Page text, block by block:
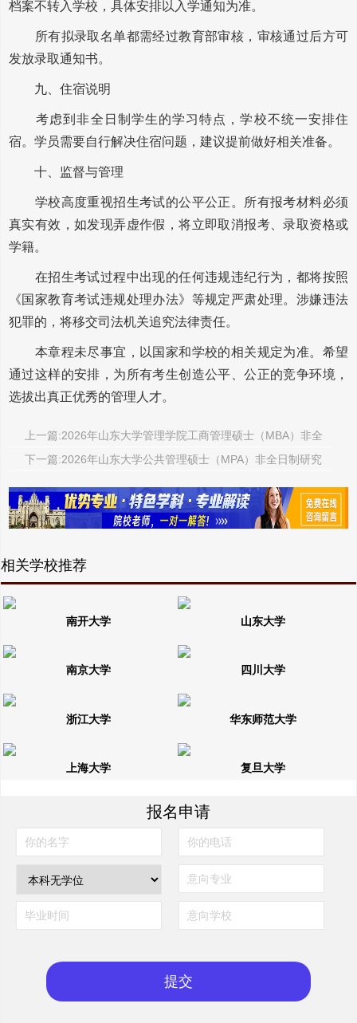
档案不转入学校，具体安排以入学通知为准。
所有拟录取名单都需经过教育部审核，审核通过后方可
发放录取通知书。
九、住宿说明
考虑到非全日制学生的学习特点，学校不统一安排住
宿。学员需要自行解决住宿问题，建议提前做好相关准备。
十、监督与管理
学校高度重视招生考试的公平公正。所有报考材料必须
真实有效，如发现弄虚作假，将立即取消报考、录取资格或
学籍。
在招生考试过程中出现的任何违规违纪行为，都将按照
《国家教育考试违规处理办法》等规定严肃处理。涉嫌违法
犯罪的，将移交司法机关追究法律责任。
本章程未尽事宜，以国家和学校的相关规定为准。希望
通过这样的安排，为所有考生创造公平、公正的竞争环境，
选拔出真正优秀的管理人才。
上一篇:2026年山东大学管理学院工商管理硕士（MBA）非全
日制研究生招生简章
下一篇:2026年山东大学公共管理硕士（MPA）非全日制研究
相关学校推荐
南开大学 山东大学
南京大学 四川大学
浙江大学 华东师范大学
上海大学 复旦大学
报名申请